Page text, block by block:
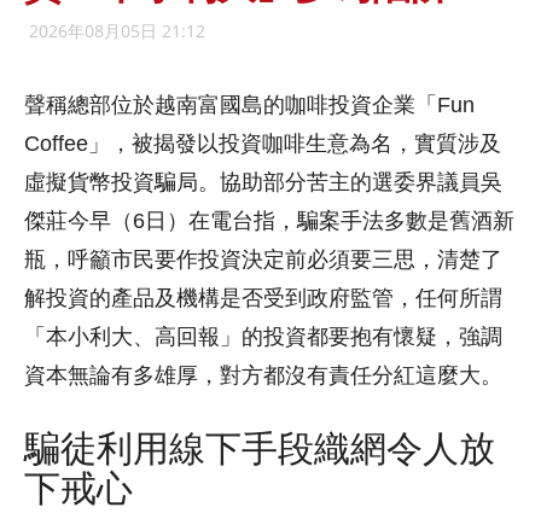
2026年08月05日 21:12
聲稱總部位於越南富國島的咖啡投資企業「Fun
Coffee」，被揭發以投資咖啡生意為名，實質涉及
虛擬貨幣投資騙局。協助部分苦主的選委界議員吳
傑莊今早（6日）在電台指，騙案手法多數是舊酒新
瓶，呼籲市民要作投資決定前必須要三思，清楚了
解投資的產品及機構是否受到政府監管，任何所謂
「本小利大、高回報」的投資都要抱有懷疑，強調
資本無論有多雄厚，對方都沒有責任分紅這麼大。
騙徒利用線下手段織網令人放
下戒心